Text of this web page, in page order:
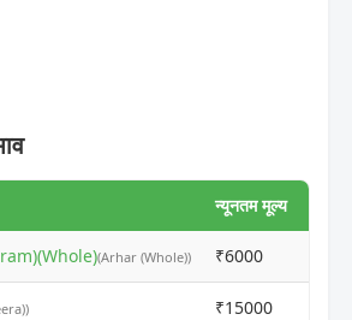
न्यूनतम मूल्य
(Arhar (Whole)) ₹6000
₹15000